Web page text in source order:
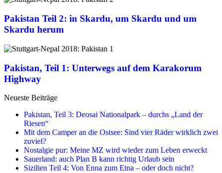
Pakistan Teil 2: in Skardu, um Skardu und um
Skardu herum
Pakistan, Teil 1: Unterwegs auf dem Karakorum
Highway
Neueste Beiträge
Pakistan, Teil 3: Deosai Nationalpark – durchs „Land der
Riesen“
Mit dem Camper an die Ostsee: Sind vier Räder wirklich zwei
zuviel?
Nostalgie pur: Meine MZ wird wieder zum Leben erweckt
Sauerland: auch Plan B kann richtig Urlaub sein
Sizilien Teil 4: Von Enna zum Etna – oder doch nicht?